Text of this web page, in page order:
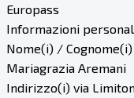
Europass
Informazioni
Nome(i) / Cognome(i)
Mariagrazia Aremani
Indirizzo(i) via